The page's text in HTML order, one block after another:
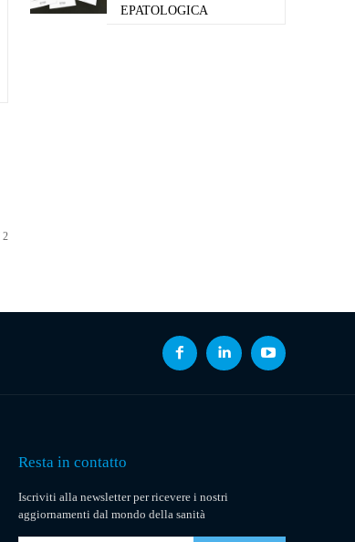
2
EPATOLOGICA
Resta in contatto
Iscriviti alla newsletter per ricevere i nostri
aggiornamenti dal mondo della sanità